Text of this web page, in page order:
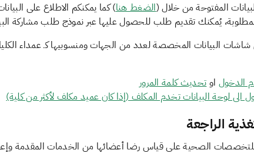
المفتوحة من خلال (الضغط هنا) كما يمكنكم الاطلاع على
يُمكنك تقديم طلب للحصول عليها عبر نموذج طلب مشاركة
البيانات المخصصة لعدد من الجهات ومنسوبيها كـ عمداء
الدخول اوتحديث كلمة المرور
الى لوحة البيانات تخدم المكلف (إذا كان عميد مكلف لأكثر من كلية)
الصحية على قياس رضا أعضائها من الخدمات المقدمة